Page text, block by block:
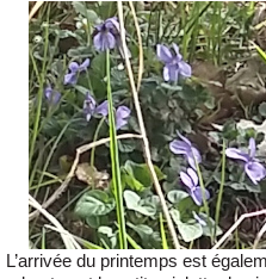
L’arrivée du printemps est